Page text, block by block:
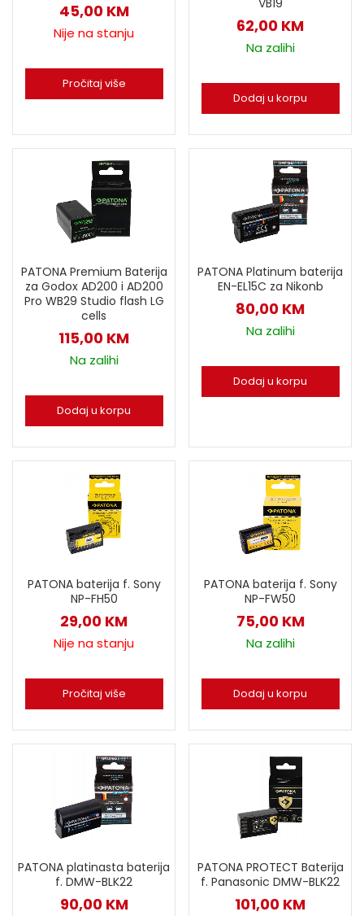
45,00 KM
Nije na stanju
Pročitaj više
62,00 KM
Na zalihi
Dodaj u korpu
PATONA Premium Baterija
za Godox AD200 i AD200
Pro WB29 Studio flash LG
cells
115,00 KM
Na zalihi
Dodaj u korpu
PATONA Platinum baterija
EN-EL15C za Nikonb
80,00 KM
Na zalihi
Dodaj u korpu
PATONA baterija f. Sony
NP-FH50
29,00 KM
Nije na stanju
Pročitaj više
PATONA baterija f. Sony
NP-FW50
75,00 KM
Na zalihi
Dodaj u korpu
PATONA platinasta baterija
f. DMW-BLK22
90,00 KM
PATONA PROTECT Baterija
f. Panasonic DMW-BLK22
101,00 KM